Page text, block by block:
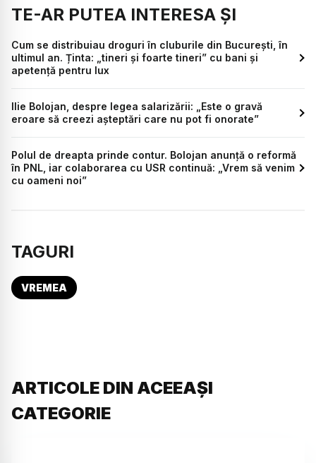
TE-AR PUTEA INTERESA ȘI
Cum se distribuiau droguri în cluburile din București, în
ultimul an. Ținta: „tineri și foarte tineri” cu bani și
apetență pentru lux
Ilie Bolojan, despre legea salarizării: „Este o gravă
eroare să creezi așteptări care nu pot fi onorate”
Polul de dreapta prinde contur. Bolojan anunță o reformă
în PNL, iar colaborarea cu USR continuă: „Vrem să venim
cu oameni noi”
TAGURI
VREMEA
ARTICOLE DIN ACEEAȘI
CATEGORIE